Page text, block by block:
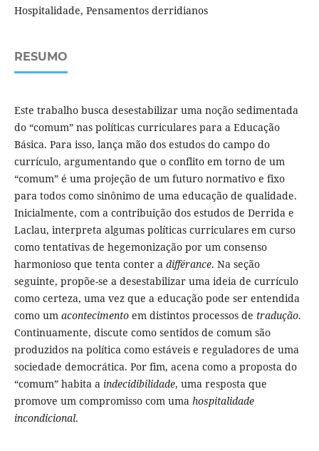
Hospitalidade, Pensamentos derridianos
RESUMO
Este trabalho busca desestabilizar uma noção sedimentada
do “comum” nas políticas curriculares para a Educação
Básica. Para isso, lança mão dos estudos do campo do
currículo, argumentando que o conflito em torno de um
“comum” é uma projeção de um futuro normativo e fixo
para todos como sinônimo de uma educação de qualidade.
Inicialmente, com a contribuição dos estudos de Derrida e
Laclau, interpreta algumas políticas curriculares em curso
como tentativas de hegemonização por um consenso
harmonioso que tenta conter a différance. Na seção
seguinte, propõe-se a desestabilizar uma ideia de currículo
como certeza, uma vez que a educação pode ser entendida
como um acontecimentoem distintos processos de tradução.
Continuamente, discute como sentidos de comum são
produzidos na política como estáveis e reguladores de uma
sociedade democrática. Por fim, acena como a proposta do
“comum” habita a indecidibilidade, uma resposta que
promove um compromisso com uma hospitalidade
incondicional.